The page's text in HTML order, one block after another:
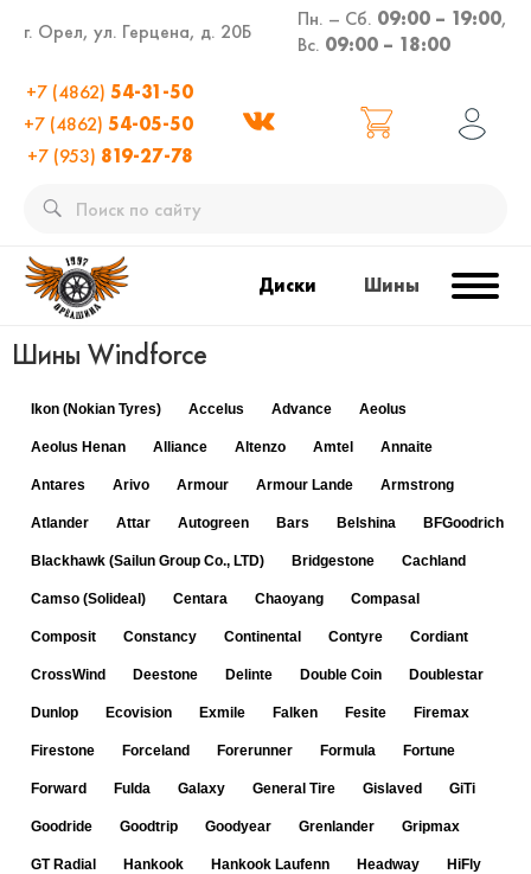
г. Орел, ул. Герцена, д. 20Б
Пн. – Сб. 09:00 – 19:00,
Вс. 09:00 – 18:00
+7 (4862) 54-31-50
+7 (4862) 54-05-50
+7 (953) 819-27-78
Диски Шины
Шины Windforce
Ikon (Nokian Tyres) Accelus Advance Aeolus
Aeolus Henan Alliance Altenzo Amtel Annaite
Antares Arivo Armour Armour Lande Armstrong
Atlander Attar Autogreen Bars Belshina BFGoodrich
Blackhawk (Sailun Group Co., LTD) Bridgestone Cachland
Camso (Solideal) Centara Chaoyang Compasal
Composit Constancy Continental Contyre Cordiant
CrossWind Deestone Delinte Double Coin Doublestar
Dunlop Ecovision Exmile Falken Fesite Firemax
Firestone Forceland Forerunner Formula Fortune
Forward Fulda Galaxy General Tire Gislaved GiTi
Goodride Goodtrip Goodyear Grenlander Gripmax
GT Radial Hankook Hankook Laufenn Headway HiFly